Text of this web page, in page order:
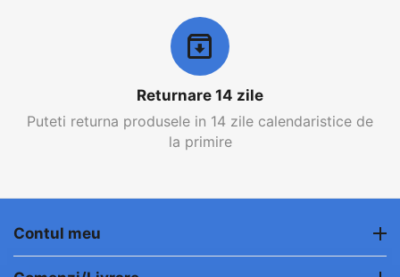
Returnare 14 zile
Puteti returna produsele in 14 zile calendaristice de
la primire
Contul meu